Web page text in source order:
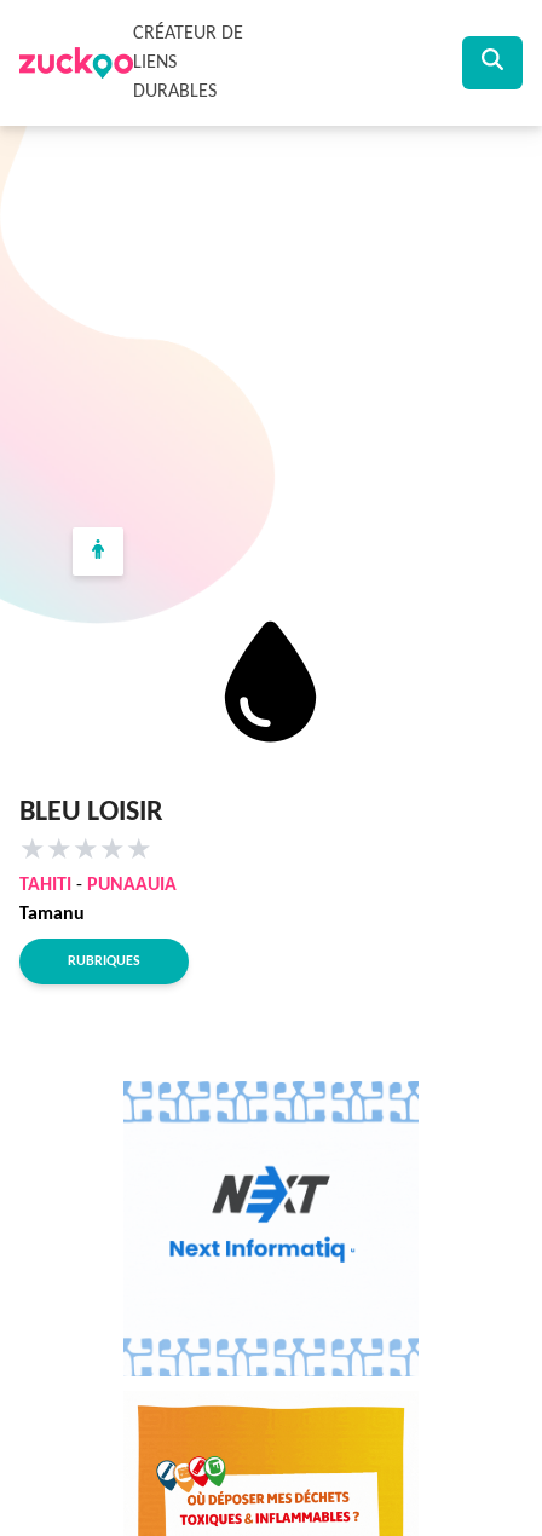
CRÉATEUR DE
LIENS
DURABLES
BLEU LOISIR
★ ★ ★ ★ ★
TAHITI - PUNAAUIA
Tamanu
RUBRIQUES